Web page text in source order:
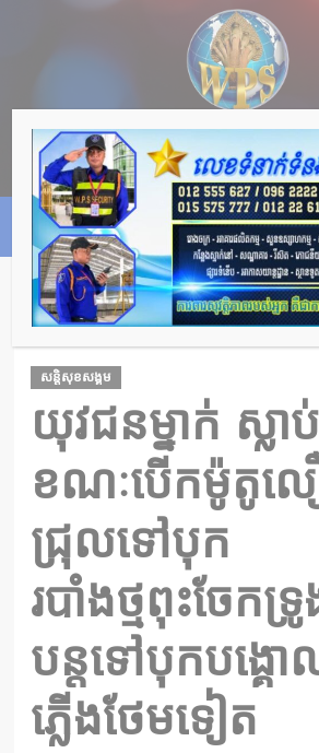
HOME
យុវជនម្នាក់ ស្លាប់ ខណៈបើកម៉ូតូលឿនពេក ជ្
ទ្រូងផ្លូវ រួចបន្តទៅបុកបង្គោលភ្លើងថែមទៀត
សន្តិសុខសង្គម
យុវជនម្នាក់ ស្លាប់
ខណៈបើកម៉ូតូល
ជ្រុលទៅបុក
របាំងថ្មពុះចែកទ្រូ
បន្តទៅបុកបង្គោ
ភ្លើងថែមទៀត